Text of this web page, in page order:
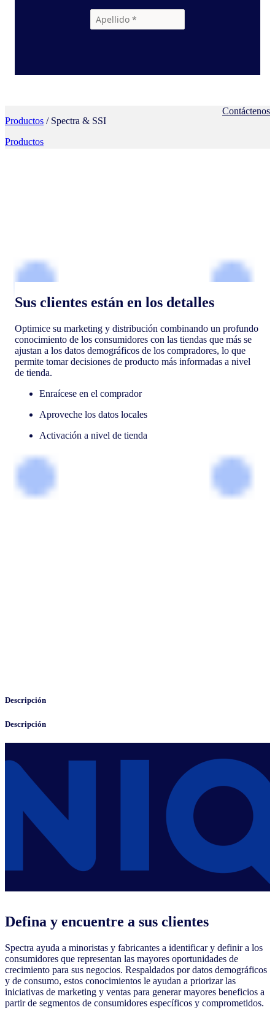
Productos / Spectra & SSI
Productos
Contáctenos
Sus clientes están en los detalles
Optimice su marketing y distribución combinando un profundo
conocimiento de los consumidores con las tiendas que más se
ajustan a los datos demográficos de los compradores, lo que
permite tomar decisiones de producto más informadas a nivel
de tienda.
Enraícese en el comprador
Aproveche los datos locales
Activación a nivel de tienda
Descripción
Descripción
Defina y encuentre a sus clientes
Spectra ayuda a minoristas y fabricantes a identificar y definir a los
consumidores que representan las mayores oportunidades de
crecimiento para sus negocios. Respaldados por datos demográficos
y de consumo, estos conocimientos le ayudan a priorizar las
iniciativas de marketing y ventas para generar mayores beneficios a
partir de segmentos de consumidores específicos y comprometidos.